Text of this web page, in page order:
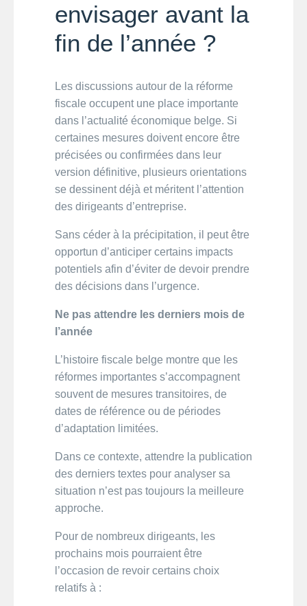
envisager avant la
fin de l’année ?
Les discussions autour de la réforme
fiscale occupent une place importante
dans l’actualité économique belge. Si
certaines mesures doivent encore être
précisées ou confirmées dans leur
version définitive, plusieurs orientations
se dessinent déjà et méritent l’attention
des dirigeants d’entreprise.
Sans céder à la précipitation, il peut être
opportun d’anticiper certains impacts
potentiels afin d’éviter de devoir prendre
des décisions dans l’urgence.
Ne pas attendre les derniers mois de
l’année
L’histoire fiscale belge montre que les
réformes importantes s’accompagnent
souvent de mesures transitoires, de
dates de référence ou de périodes
d’adaptation limitées.
Dans ce contexte, attendre la publication
des derniers textes pour analyser sa
situation n’est pas toujours la meilleure
approche.
Pour de nombreux dirigeants, les
prochains mois pourraient être
l’occasion de revoir certains choix
relatifs à :